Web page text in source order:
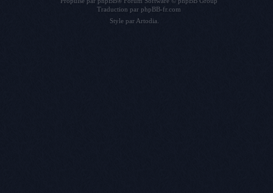
Traduction par phpBB-fr.com
Style par Artodia